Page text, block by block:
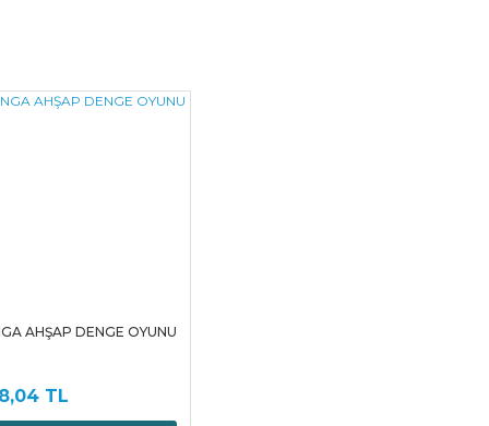
AHŞAP DENGE OYUNU
TL